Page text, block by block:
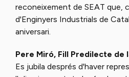
reconeixement de SEAT que,
d'Enginyers Industrials de
aniversari.
Pere Miró, Fill Predilecte de
Es jubila després d'haver